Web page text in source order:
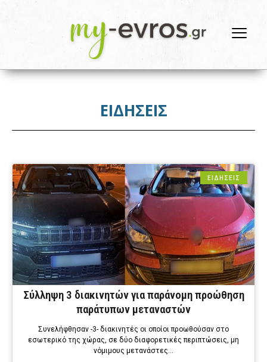
ΕΙΔΗΣΕΙΣ
ΕΙΔΗΣΕΙΣ
Σύλληψη 3 διακινητών για παράνομη προώθηση
παράτυπων μεταναστών
Συνελήφθησαν -3- διακινητές οι οποίοι προωθούσαν στο
εσωτερικό της χώρας, σε δύο διαφορετικές περιπτώσεις, μη
νόμιμους μετανάστες…